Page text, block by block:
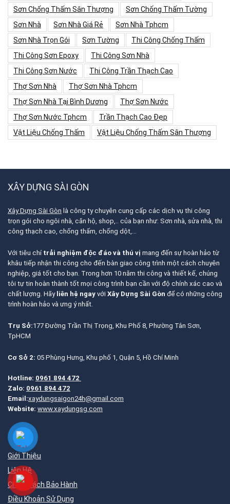
Sơn Chống Thấm Sân Thượng
Sơn Chống Thấm Tường
Sơn Nhà
Sơn Nhà Giá Rẻ
Sơn Nhà Tphcm
Sơn Nhà Trọn Gói
Sơn Tường
Thi Công Chống Thấm
Thi Công Sơn Epoxy
Thi Công Sơn Nhà
Thi Công Sơn Nước
Thi Công Trần Thạch Cao
Thợ Sơn Nhà
Thợ Sơn Nhà Tphcm
Thợ Sơn Nhà Tại Bình Dương
Thợ Sơn Nước
Thợ Sơn Nước Tphcm
Trần Thạch Cao Đẹp
Vật Liệu Chống Thấm
Vật Liệu Chống Thấm Sân Thượng
XÂY DỰNG SÀI GÒN
Xây Dựng Sài Gòn là công ty chuyên cung cấp các dịch vụ thi công
trọn gói cho ngôi nhà, căn hộ, shop,.. của bạn như: Sơn nhà, sửa nhà, thi
công thạch cao, chống thấm, chống dột,…
Với tiêu chí trải nghiệm độc đáo và thú vị mang đến sự hoàn hảo từ
khâu tiếp nhận thi công cho đến bàn giao công trình một cách chuyên
nghiệp, giá tốt cho bạn. Trong hơn 10 năm thi công và thiết kế, chúng
tôi tự tin hoàn thành tốt mọi công trình bạn cần với độ chính xác cao và
chất lượng. Hãy liên hệ ngay với Xây Dựng Sài Gòn để có những công
trình hoàn hảo và ưng ý nhất.
Trụ Sở:177 Đường Trần Thị Trọng, Khu Phố 8, Phường Tân Sơn,
TpHCM
Cơ Sở 2: 05 Phùng Hưng, Khu phố 1, Quận 5, Hồ Chí Minh
Hotline: 0961 894 472
Zalo: 0961 894 472
Email:xaydungsaigon24h@gmail.com
Website: www.xaydungsg.com
Giới Thiệu
Liên Hệ
Chính Sách Bảo Hành
Điều Khoản Sử Dụng